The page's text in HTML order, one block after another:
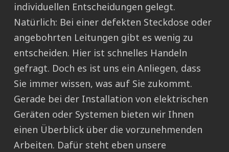
individuellen Entscheidungen gelegt.
Natürlich: Bei einer defekten Steckdose oder
angebohrten Leitungen gibt es wenig zu
entscheiden. Hier ist schnelles Handeln
gefragt. Doch es ist uns ein Anliegen, dass
Sie immer wissen, was auf Sie zukommt.
Gerade bei der Installation von elektrischen
Geräten oder Systemen bieten wir Ihnen
einen Überblick über die vorzunehmenden
Arbeiten. Dafür steht eben unsere